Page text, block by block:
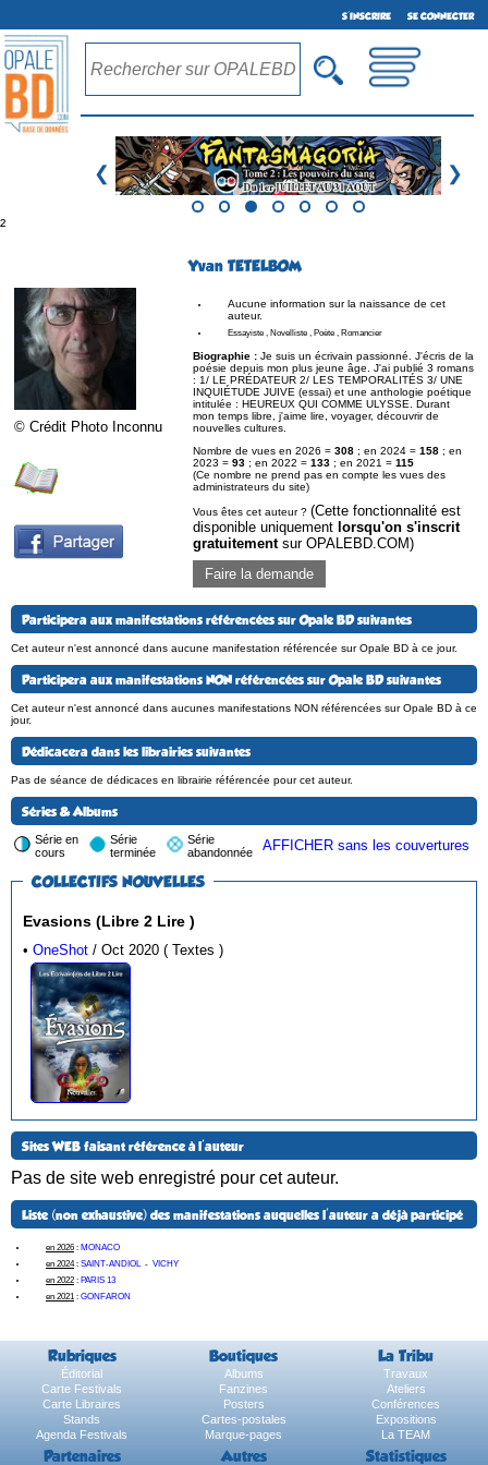
S'INSCRIRE SE CONNECTER
❮ ❯
²
Yvan TETELBOM
© Crédit Photo Inconnu
Aucune information sur la naissance de cet
auteur.
Essayiste , Novelliste , Poète , Romancier
Biographie : Je suis un écrivain passionné. J'écris de la
poésie depuis mon plus jeune âge. J'ai publié 3 romans
: 1/ LE PRÉDATEUR 2/ LES TEMPORALITÉS 3/ UNE
INQUIÉTUDE JUIVE (essai) et une anthologie poétique
intitulée : HEUREUX QUI COMME ULYSSE. Durant
mon temps libre, j'aime lire, voyager, découvrir de
nouvelles cultures.
Nombre de vues en 2026 = 308 ; en 2024 = 158 ; en
2023 = 93 ; en 2022 = 133 ; en 2021 = 115
(Ce nombre ne prend pas en compte les vues des
administrateurs du site)
Vous êtes cet auteur ? (Cette fonctionnalité est
disponible uniquement lorsqu'on s'inscrit
gratuitementsur OPALEBD.COM)
Faire la demande
Participera aux manifestations référencées sur Opale BD suivantes
Cet auteur n'est annoncé dans aucune manifestation référencée sur Opale BD à ce jour.
Participera aux manifestations NON référencées sur Opale BD suivantes
Cet auteur n'est annoncé dans aucunes manifestations NON référencées sur Opale BD à ce
jour.
Dédicacera dans les librairies suivantes
Pas de séance de dédicaces en librairie référencée pour cet auteur.
Séries & Albums
Série en
cours
Série
terminée
Série
abandonnée
AFFICHER sans les couvertures
COLLECTIFS NOUVELLES
Evasions (Libre 2 Lire )
•OneShot / Oct 2020 ( Textes )
Sites WEB faisant référence à l'auteur
Pas de site web enregistré pour cet auteur.
Liste (non exhaustive) des manifestations auquelles l'auteur a déjà participé
en 2026 : MONACO
en 2024: SAINT-ANDIOL- VICHY
en 2022 : PARIS 13
en 2021 : GONFARON
Rubriques Boutiques La Tribu
Éditorial Albums
Travaux
Carte Festivals
Fanzines
Ateliers
Carte Libraires
Posters
Conférences
Stands
Cartes-postales
Expositions
Agenda Festivals
Marque-pages La TEAM
Partenaires Autres Statistiques